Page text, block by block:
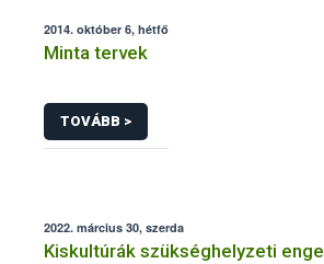
2014. október 6, hétfő
Minta tervek
TOVÁBB >
2022. március 30, szerda
Kiskultúrák szükséghelyzeti